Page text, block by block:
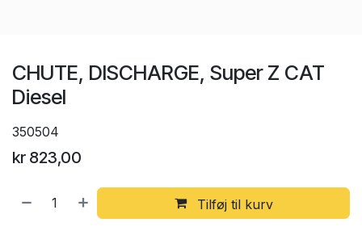
CHUTE, DISCHARGE, Super Z CAT
Diesel
350504
kr 823,00
Tilføj til kurv